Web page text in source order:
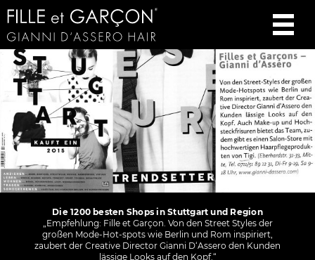
Die 1200 besten Shops in Stuttgart und Region
„Empfehlung: Fille et Garçon. Von den Street Styles der
großen Mode-Hot-spots wie Berlin und Rom inspiriert,
zaubert der Creative Director Gianni D‘Assero den Kunden
lässige Looks auf den Kopf.“